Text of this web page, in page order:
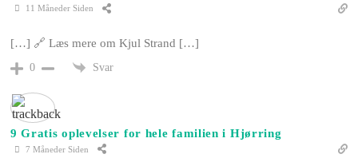
11 Måneder Siden
[…] 🔗 Læs mere om Kjul Strand […]
0 Svar
9 Gratis oplevelser for hele familien i Hjørring
7 Måneder Siden